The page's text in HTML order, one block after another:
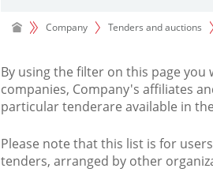
Company Tenders and auctions
By using the filter on this page you
companies, Company's affiliates
particular tenderare available in
Please note that this list is for
tenders, arranged by other